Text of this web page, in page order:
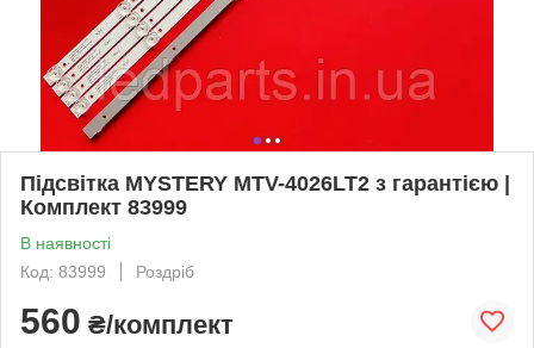
Підсвітка MYSTERY MTV-4026LT2 з гарантією |
Комплект 83999
В наявності
Код: 83999
Роздріб
560 ₴/комплект